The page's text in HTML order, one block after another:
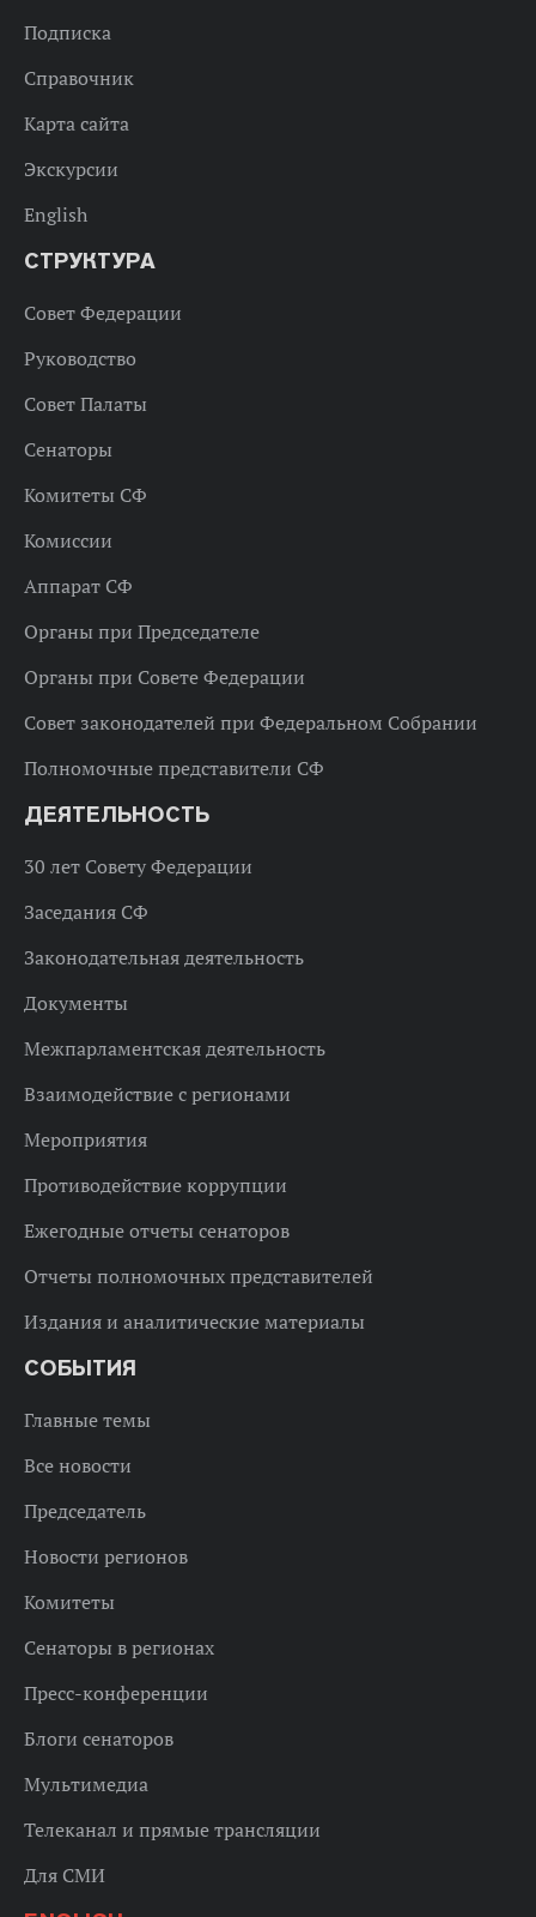
Подписка
Справочник
Карта сайта
Экскурсии
English
СТРУКТУРА
Совет Федерации
Руководство
Совет Палаты
Сенаторы
Комитеты СФ
Комиссии
Аппарат СФ
Органы при Председателе
Органы при Совете Федерации
Совет законодателей при Федеральном Собрании
Полномочные представители СФ
ДЕЯТЕЛЬНОСТЬ
30 лет Совету Федерации
Заседания СФ
Законодательная деятельность
Документы
Межпарламентская деятельность
Взаимодействие с регионами
Мероприятия
Противодействие коррупции
Ежегодные отчеты сенаторов
Отчеты полномочных представителей
Издания и аналитические материалы
СОБЫТИЯ
Главные темы
Все новости
Председатель
Новости регионов
Комитеты
Сенаторы в регионах
Пресс-конференции
Блоги сенаторов
Мультимедиа
Телеканал и прямые трансляции
Для СМИ